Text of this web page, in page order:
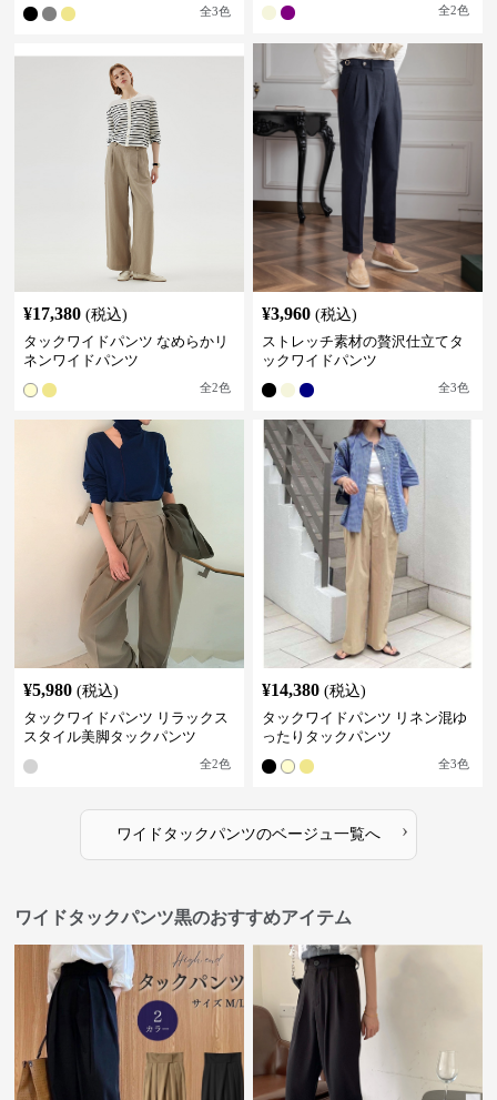
全3色 全2色
¥17,380 (税込)
タックワイドパンツ なめらかリ
ネンワイドパンツ
全2色
¥3,960 (税込)
ストレッチ素材の贅沢仕立てタ
ックワイドパンツ
全3色
¥5,980 (税込)
タックワイドパンツ リラックス
スタイル美脚タックパンツ
全2色
¥14,380 (税込)
タックワイドパンツ リネン混ゆ
ったりタックパンツ
全3色
ワイドタックパンツのベージュ一覧へ ›
ワイドタックパンツ黒のおすすめアイテム